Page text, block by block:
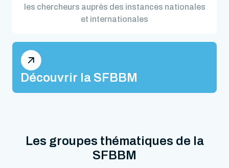
les chercheurs auprès des instances nationales
et internationales
Découvrir la SFBBM
Les groupes thématiques de la
SFBBM